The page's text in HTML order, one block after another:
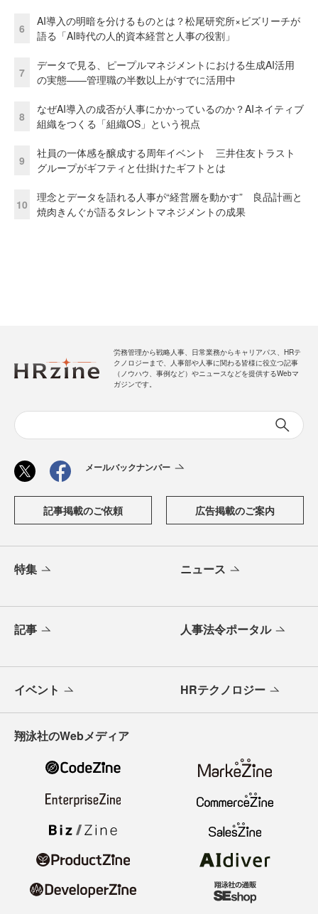
6
AI導入の明暗を分けるものとは？松尾研究所×ビズリーチが
語る「AI時代の人的資本経営と人事の役割」
7
データで見る、ピープルマネジメントにおける生成AI活用
の実態——管理職の半数以上がすでに活用中
8
なぜAI導入の成否が人事にかかっているのか？AIネイティブ
組織をつくる「組織OS」という視点
9
社員の一体感を醸成する周年イベント 三井住友トラスト
グループがギフティと仕掛けたギフトとは
10
理念とデータを語れる人事が“経営層を動かす” 良品計画と
焼肉きんぐが語るタレントマネジメントの成果
労務管理から戦略人事、日常業務からキャリアパス、HRテ
クノロジーまで、人事部や人事に関わる皆様に役立つ記事
（ノウハウ、事例など）やニュースなどを提供するWebマ
ガジンです。
メールバックナンバー
記事掲載のご依頼 広告掲載のご案内
特集 ニュース
記事 人事法令ポータル
イベント HRテクノロジー
翔泳社のWebメディア